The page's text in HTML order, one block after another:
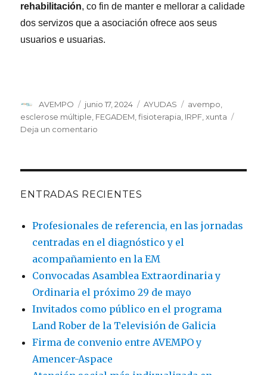
rehabilitación, co fin de manter e mellorar a calidade
dos servizos que a asociación ofrece aos seus
usuarios e usuarias.
Autor
AVEMPO
Publicado
el
junio 17, 2024 Categorías
AYUDAS Etiquetas
avempo
esclerose múltiple FEGADEM ,fisioterapia IRPF ,xunta
Deja un comentario
a
continuidade
ao
fisioterapia
para
30
persoas
ENTRADAS RECIENTES
Profesionales de referencia, en las jornadas
centradas en el diagnóstico y el
acompañamiento en la EM
Convocadas Asamblea Extraordinaria y
Ordinaria el próximo 29 de mayo
Invitados como público en el programa
Land Rober de la Televisión de Galicia
Firma de convenio entre AVEMPO y
Amencer-Aspace